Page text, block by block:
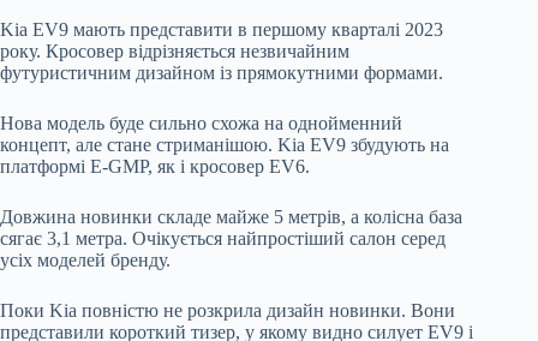
Kia EV9 мають представити в першому кварталі 2023
року. Кросовер відрізняється незвичайним
футуристичним дизайном із прямокутними формами.
Нова модель буде сильно схожа на однойменний
концепт, але стане стриманішою. Kia EV9 збудують на
платформі E-GMP, як і кросовер EV6.
Довжина новинки складе майже 5 метрів, а колісна база
сягає 3,1 метра. Очікується найпростіший салон серед
усіх моделей бренду.
Поки Kia повністю не розкрила дизайн новинки. Вони
представили короткий тизер, у якому видно силует EV9 і